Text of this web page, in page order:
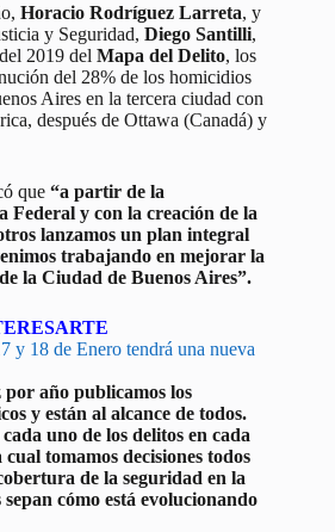
Horacio Rodríguez Larreta, y
y Seguridad, Diego Santilli,
2019 del Mapa del Delito, los
del 28% de los homicidios
Aires en la tercera ciudad con
después de Ottawa (Canadá) y
que “a partir de la
Federal y con la creación de la
lanzamos un plan integral
trabajando en mejorar la
la Ciudad de Buenos Aires”.
y 18 de Enero tendrá una nueva
año publicamos los
y están al alcance de todos.
uno de los delitos en cada
tomamos decisiones todos
de la seguridad en la
cómo está evolucionando